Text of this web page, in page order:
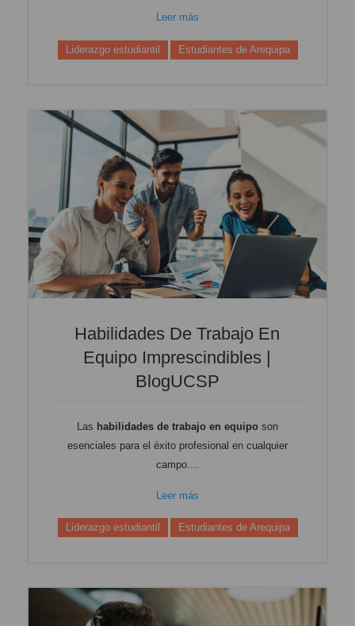
Leer más
Liderazgo estudiantil Estudiantes de Arequipa
Habilidades De Trabajo En
Equipo Imprescindibles |
BlogUCSP
Las habilidades de trabajo en equipo son
esenciales para el éxito profesional en cualquier
campo....
Leer más
Liderazgo estudiantil Estudiantes de Arequipa